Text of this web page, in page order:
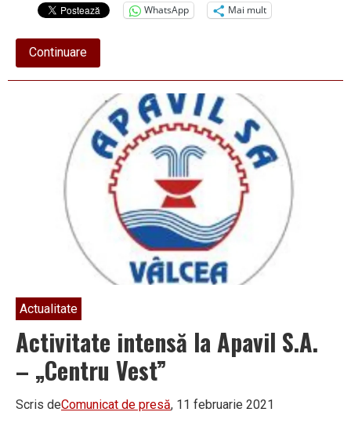
WhatsApp
Mai mult
Continuareabout
Situaţia
centralizată
lucrărilor
derulate
de
Apavil
SA
Râmnicu
Vâlcea
Actualitate
Activitate intensă la Apavil S.A.
– „Centru Vest”
Scris deComunicat de presă, 11 februarie 2021